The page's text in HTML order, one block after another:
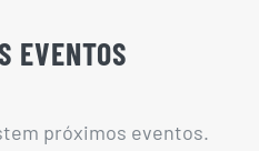
EVENTOS
próximos eventos.